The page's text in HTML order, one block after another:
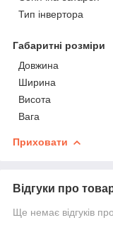
Тип інвертора
Габаритні розміри
Довжина
Ширина
Висота
Вага
Приховати
Відгуки про
Ще немає відгуків